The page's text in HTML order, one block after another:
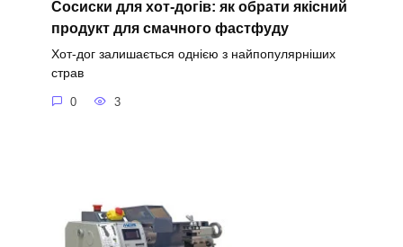
Сосиски для хот-догів: як обрати якісний
продукт для смачного фастфуду
Хот-дог залишається однією з найпопулярніших
страв
0 3